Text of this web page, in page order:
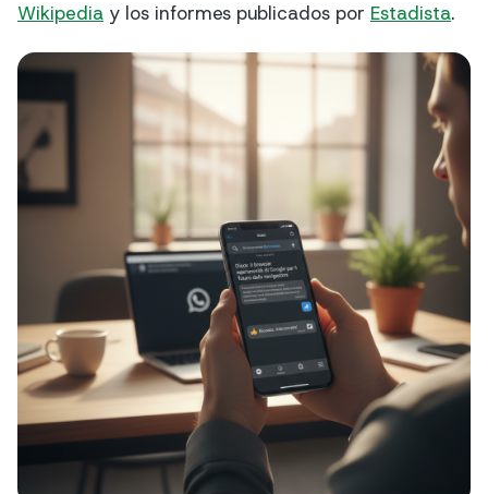
Wikipedia y los informes publicados por Estadista.